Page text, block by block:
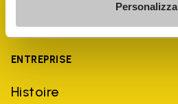
Personalizza
ENTREPRISE
Histoire